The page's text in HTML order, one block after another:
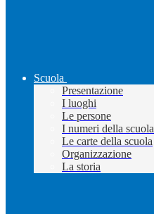
Scuola
Presentazione
I luoghi
Le persone
I numeri della scuola
Le carte della scuola
Organizzazione
La storia